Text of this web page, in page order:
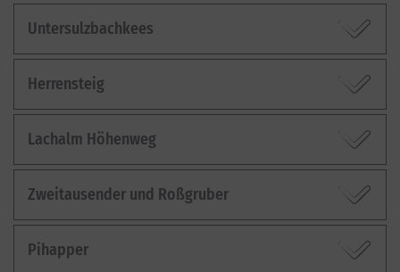
Untersulzbachkees
Herrensteig
Lachalm Höhenweg
Zweitausender und Roßgruber
Pihapper